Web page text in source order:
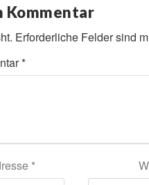
Kommentar
Erforderliche Felder sind
*
*